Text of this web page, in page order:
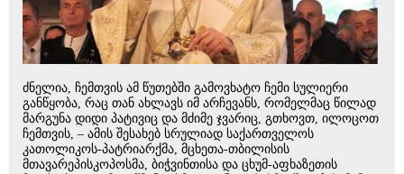
ძნელია, ჩემთვის ამ წუთებში გამოვხატო ჩემი სულიერი
განწყობა, რაც თან ახლავს იმ არჩევანს, რომელმაც წილად
მარგუნა დიდი პატივიც და მძიმე ჯვარიც, გთხოვთ, ილოცოთ
ჩემთვის, – ამის შესახებ სრულიად საქართველოს
კათოლიკოს-პატრიარქმა, მცხეთა-თბილისის
მთავარეპისკოპოსმა, ბიჭვინთისა და ცხუმ-აფხაზეთის